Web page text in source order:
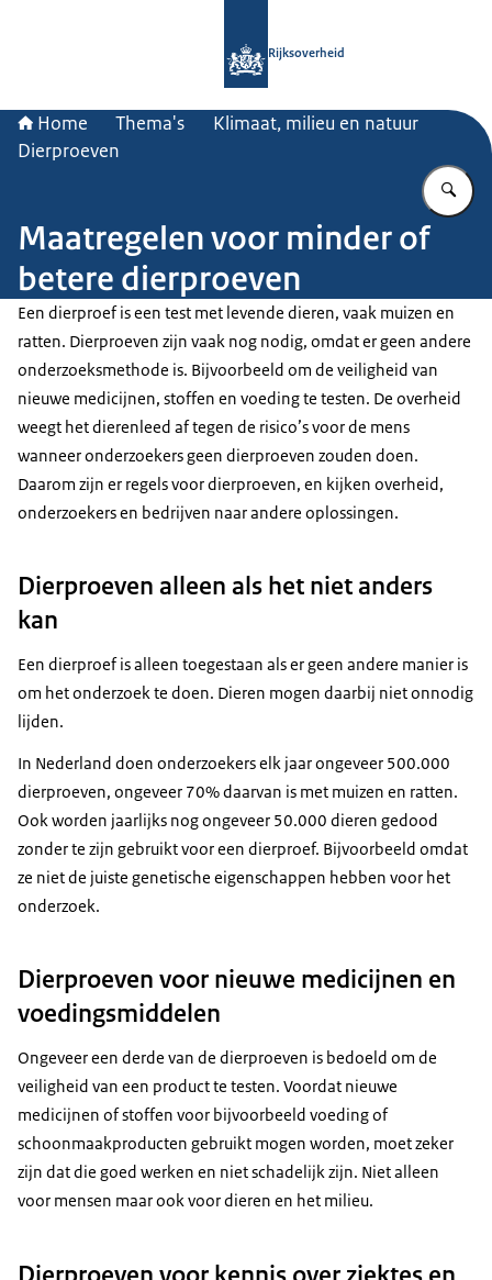
Rijksoverheid
Home Thema's
Klimaat, milieu en natuur
Dierproeven
Maatregelen voor minder of
betere dierproeven
Een dierproef is een test met levende dieren, vaak muizen en
ratten. Dierproeven zijn vaak nog nodig, omdat er geen andere
onderzoeksmethode is. Bijvoorbeeld om de veiligheid van
nieuwe medicijnen, stoffen en voeding te testen. De overheid
weegt het dierenleed af tegen de risico’s voor de mens
wanneer onderzoekers geen dierproeven zouden doen.
Daarom zijn er regels voor dierproeven, en kijken overheid,
onderzoekers en bedrijven naar andere oplossingen.
Dierproeven alleen als het niet anders
kan
Een dierproef is alleen toegestaan als er geen andere manier is
om het onderzoek te doen. Dieren mogen daarbij niet onnodig
lijden.
In Nederland doen onderzoekers elk jaar ongeveer 500.000
dierproeven, ongeveer 70% daarvan is met muizen en ratten.
Ook worden jaarlijks nog ongeveer 50.000 dieren gedood
zonder te zijn gebruikt voor een dierproef. Bijvoorbeeld omdat
ze niet de juiste genetische eigenschappen hebben voor het
onderzoek.
Dierproeven voor nieuwe medicijnen en
voedingsmiddelen
Ongeveer een derde van de dierproeven is bedoeld om de
veiligheid van een product te testen. Voordat nieuwe
medicijnen of stoffen voor bijvoorbeeld voeding of
schoonmaakproducten gebruikt mogen worden, moet zeker
zijn dat die goed werken en niet schadelijk zijn. Niet alleen
voor mensen maar ook voor dieren en het milieu.